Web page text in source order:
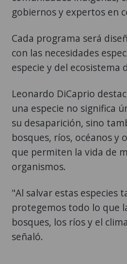
gobiernos y expertos en
Cada programa será
con las necesidades
especie y del ecosistema
Leonardo DiCaprio
una especie no significa
su desaparición, sino
bosques, ríos, océanos y
que permiten la vida de
organismos.
"Al salvar estas especies
protegemos todo lo que
bosques, los ríos y el
señaló.